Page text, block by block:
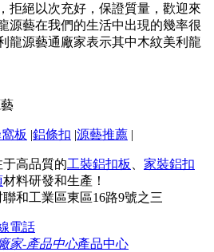
拒絕以次充好，保證質量，歡迎來
源藝在我們的生活中出現的幾率很
龍源藝通廠家表示其中木紋美利龍
板 |鋁條扣 |源藝推薦 |
高品質的工裝鋁扣板
家裝鋁扣
材料研發和生產！
和工業區東區16路9號之三
電話
產品中心